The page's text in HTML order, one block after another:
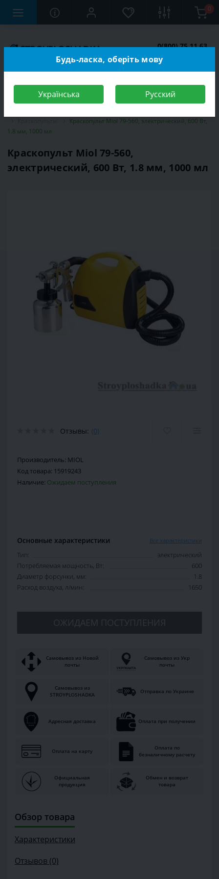
0
0(800) 75 11 63
Краскопульт Miol 79-560, электрический, 600 Вт,
1.8 мм, 1000 мл
Краскопульт Miol 79-560,
электрический, 600 Вт, 1.8 мм, 1000 мл
Отзывы: (0)
Производитель: MIOL
Код товара: 15919243
Наличие: Ожидаем поступления
Основные характеристики Все характеристики
Тип:
электрический
Потребляемая мощность, Вт:
600
Диаметр форсунки, мм:
1.8
Расход воздуха, л/мин:
1650
ОЖИДАЕМ ПОСТУПЛЕНИЯ
Самовывоз из Новой
почты
Самовывоз из Укр
почты
Самовывоз из
STROYPLOSHADKA
Отправка по Украине
Адресная доставка Оплата при получении
Оплата на карту
Оплата по
безналичному расчету
Официальная
продукция
Обмен и возврат
товара
Обзор товара
Характеристики
Отзывов (0)
Будь-ласка, оберіть мову
Українська Русский